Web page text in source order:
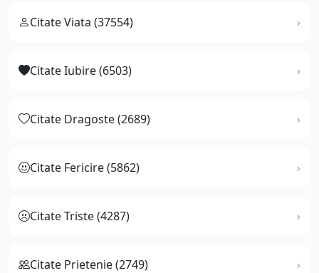
Citate Viata (37554)
Citate Iubire (6503)
Citate Dragoste (2689)
Citate Fericire (5862)
Citate Triste (4287)
Citate Prietenie (2749)